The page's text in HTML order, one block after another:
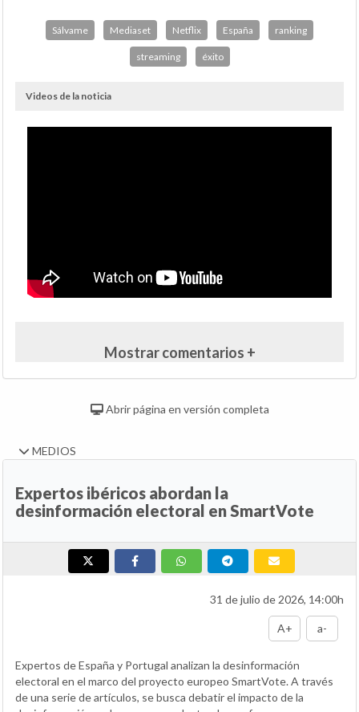
Sálvame Mediaset Netflix España ranking
streaming éxito
Videos de la noticia
Mostrar comentarios +
Abrir página en versión completa
MEDIOS
Expertos ibéricos abordan la
desinformación electoral en SmartVote
31 de julio de 2026, 14:00h
A+ a-
Expertos de España y Portugal analizan la desinformación
electoral en el marco del proyecto europeo SmartVote. A través
de una serie de artículos, se busca debatir el impacto de la